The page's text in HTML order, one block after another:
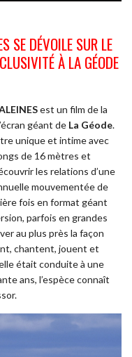
SE DÉVOILE SUR LE
À LA GÉODE
est un film de la
géant de La Géode.
unique et intime avec
de 16 mètres et
les relations d’une
mouvementée de
fois en format géant
parfois en grandes
au plus près la façon
chantent, jouent et
était conduite à une
ans, l’espèce connaît